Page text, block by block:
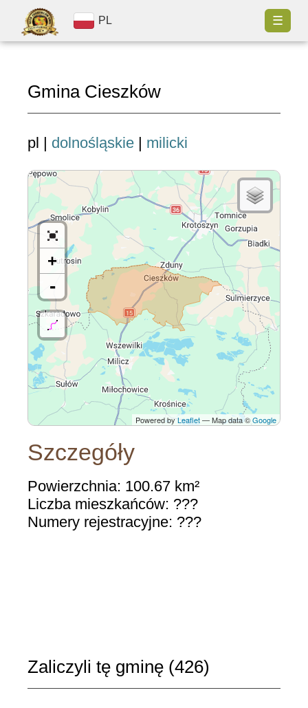
PL ☰
Gmina Cieszków
pl | dolnośląskie | milicki
+
-
Powered byLeaflet— Map data ©Google
Szczegóły
Powierzchnia: 100.67 km²
Liczba mieszkańców: ???
Numery rejestracyjne: ???
Zaliczyli tę gminę (426)